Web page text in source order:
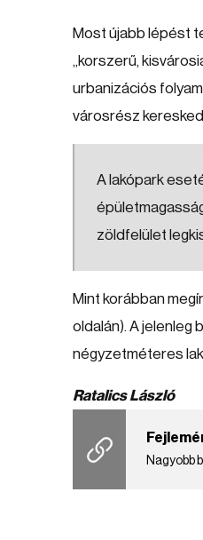
Most újabb lépést
„korszerű,
urbanizációs
városrész
A lakópark
zöldfelület
Mint korábban
oldalán). A
négyzetméteres
Ratalics László
Nagyobb